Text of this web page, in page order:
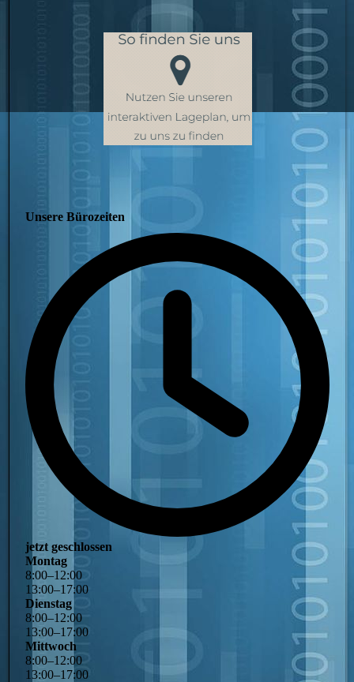
Unsere Bürozeiten
jetzt geschlossen
Montag
8:00–12:00
13:00–17:00
Dienstag
8:00–12:00
13:00–17:00
Mittwoch
8:00–12:00
13:00–17:00